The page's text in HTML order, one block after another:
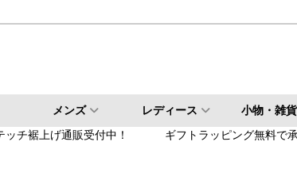
メンズ レディース 小物・雑貨
チ裾上げ通販受付中！ ギフトラッピング無料で